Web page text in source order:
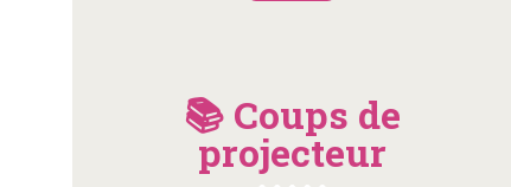
📚 Coups de
projecteur